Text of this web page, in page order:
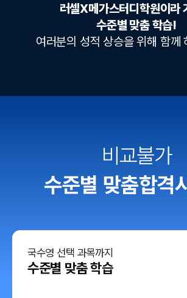
러셀X메가스터디학원이라
수준별 맞춤 학습!
여러분의 성적 상승을 위해 함께
비교불가
수준별 맞춤합격
국수영 선택 과목까지
수준별 맞춤 학습